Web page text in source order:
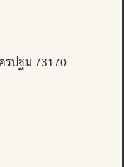
รปฐม 73170